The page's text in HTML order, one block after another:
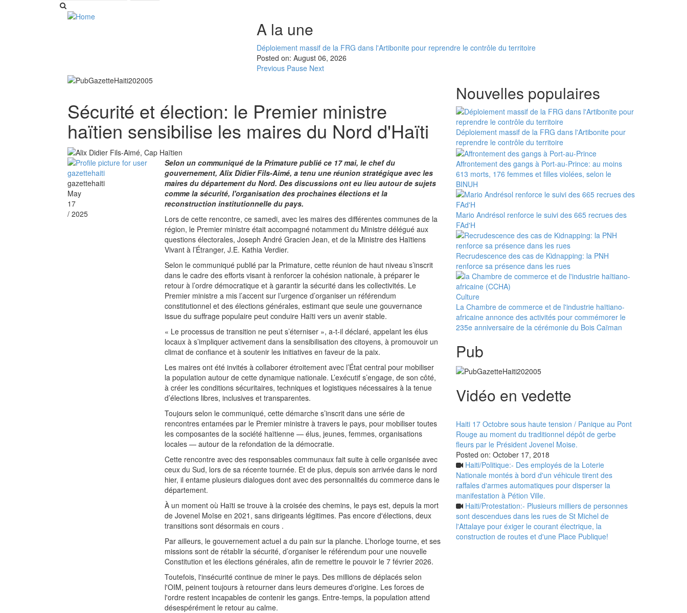
A la une
Déploiement massif de la FRG dans l'Artibonite pour reprendre le contrôle du territoire
Posted on: August 06, 2026
Previous Pause Next
Sécurité et élection: le Premier ministre
haïtien sensibilise les maires du Nord d'Haïti
gazettehaiti
May
17
/ 2025
Selon un communiqué de la Primature publié ce 17 mai, le chef du
gouvernement, Alix Didier Fils-Aimé, a tenu une réunion stratégique avec les
maires du département du Nord. Des discussions ont eu lieu autour de sujets
comme la sécurité, l'organisation des prochaines élections et la
reconstruction institutionnelle du pays.
Lors de cette rencontre, ce samedi, avec les maires des différentes communes de la
région, le Premier ministre était accompagné notamment du Ministre délégué aux
questions électorales, Joseph André Gracien Jean, et de la Ministre des Haïtiens
Vivant à l’Étranger, J.E. Kathia Verdier.
Selon le communiqué publié par la Primature, cette réunion de haut niveau s’inscrit
dans le cadre des efforts visant à renforcer la cohésion nationale, à préparer le
retour à l’ordre démocratique et à garantir la sécurité dans les collectivités. Le
Premier ministre a mis l’accent sur l’urgence d’organiser un référendum
constitutionnel et des élections générales, estimant que seule une gouvernance
issue du suffrage populaire peut conduire Haïti vers un avenir stable.
« Le processus de transition ne peut s’éterniser », a-t-il déclaré, appelant les élus
locaux à s’impliquer activement dans la sensibilisation des citoyens, à promouvoir un
climat de confiance et à soutenir les initiatives en faveur de la paix.
Les maires ont été invités à collaborer étroitement avec l’État central pour mobiliser
la population autour de cette dynamique nationale. L’exécutif s’engage, de son côté,
à créer les conditions sécuritaires, techniques et logistiques nécessaires à la tenue
d’élections libres, inclusives et transparentes.
Toujours selon le communiqué, cette démarche s’inscrit dans une série de
rencontres entamées par le Premier ministre à travers le pays, pour mobiliser toutes
les composantes de la société haïtienne — élus, jeunes, femmes, organisations
locales — autour de la refondation de la démocratie.
Cette rencontre avec des responsables communaux fait suite à celle organisée avec
ceux du Sud, lors de sa récente tournée. Et de plus, depuis son arrivée dans le nord
hier, il entame plusieurs dialogues dont avec des personnalités du commerce dans le
département.
À un moment où Haïti se trouve à la croisée des chemins, le pays est, depuis la mort
de Jovenel Moïse en 2021, sans dirigeants légitimes. Pas encore d'élections, deux
transitions sont désormais en cours .
Par ailleurs, le gouvernement actuel a du pain sur la planche. L’horloge tourne, et ses
missions sont de rétablir la sécurité, d’organiser le référendum pour une nouvelle
Constitution et les élections générales, afin de remettre le pouvoir le 7 février 2026.
Toutefois, l'insécurité continue de miner le pays. Des millions de déplacés selon
l'OIM, peinent toujours à retourner dans leurs demeures d'origine. Les forces de
l'ordre restent incapables de contenir les gangs. Entre-temps, la population attend
désespérément le retour au calme.
Nouvelles populaires
Déploiement massif de la FRG dans l'Artibonite pour
reprendre le contrôle du territoire
Affrontement des gangs à Port-au-Prince: au moins
613 morts, 176 femmes et filles violées, selon le
BINUH
Mario Andrésol renforce le suivi des 665 recrues des
FAd'H
Recrudescence des cas de Kidnapping: la PNH
renforce sa présence dans les rues
Culture
La Chambre de commerce et de l'industrie haïtiano-
africaine annonce des activités pour commémorer le
235e anniversaire de la cérémonie du Bois Caïman
Pub
Vidéo en vedette
Haiti 17 Octobre sous haute tension / Panique au Pont
Rouge au moment du traditionnel dépôt de gerbe
fleurs par le Président Jovenel Moise.
Posted on: October 17, 2018
Haiti/Politique:- Des employés de la Loterie
Nationale montés à bord d'un véhicule tirent des
raffales d'armes automatiques pour disperser la
manifestation à Pétion Ville.
Haiti/Protestation:- Plusieurs milliers de personnes
sont descendues dans les rues de St Michel de
l'Attalaye pour éxiger le courant électrique, la
construction de routes et d'une Place Publique!